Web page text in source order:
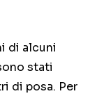
di alcuni
stati
di posa. Per